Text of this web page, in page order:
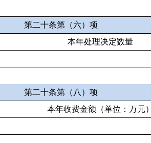
第二十条第（六）项
本年处理决定数量
第二十条第（八）项
本年收费金额（单位：万元）